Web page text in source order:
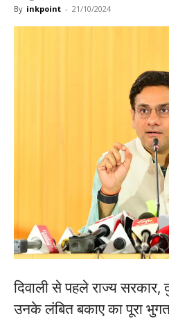
By inkpoint - 21/10/2024
दिवाली से पहले राज्य सरकार,
उनके लंबित बकाए का पूरा